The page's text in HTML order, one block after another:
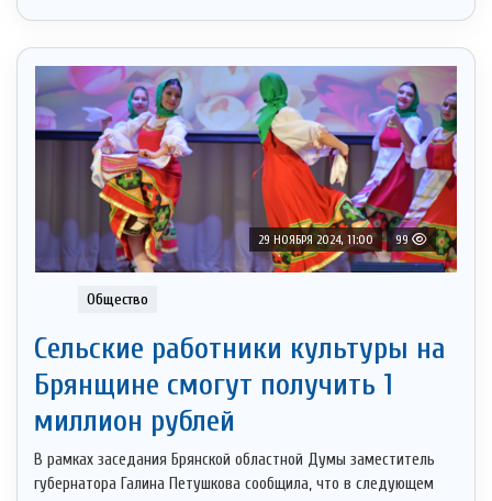
29 НОЯБРЯ 2024, 11:00 99
Общество
Сельские работники культуры на
Брянщине смогут получить 1
миллион рублей
В рамках заседания Брянской областной Думы заместитель
губернатора Галина Петушкова сообщила, что в следующем